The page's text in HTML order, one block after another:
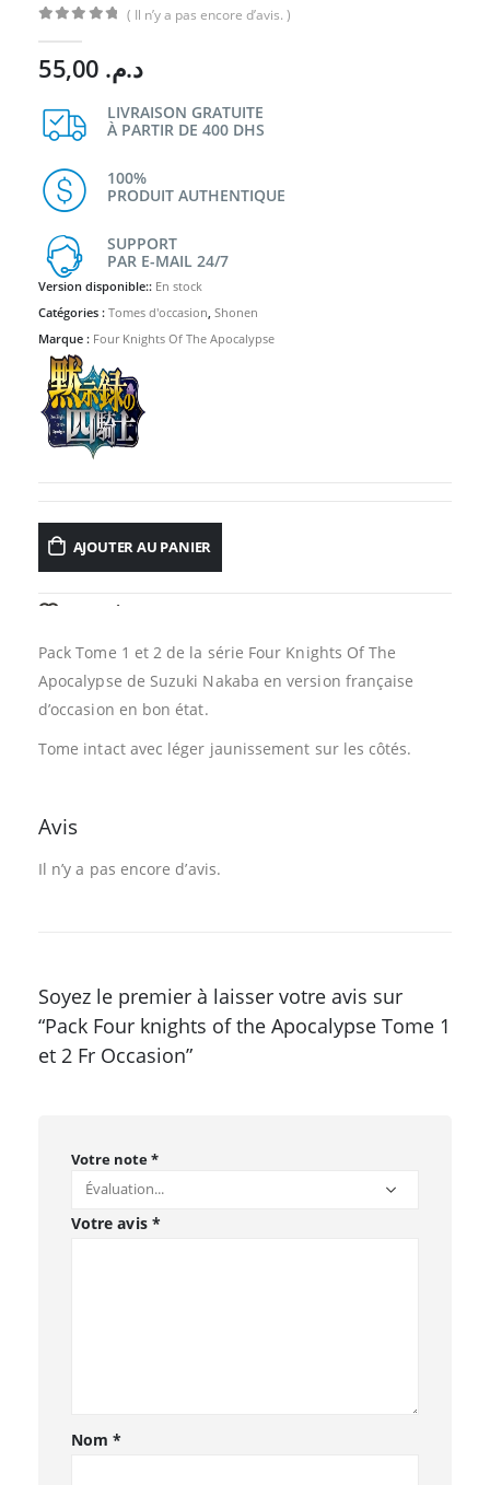
( Il n’y a pas encore d’avis. )
د.م.
LIVRAISON GRATUITE
À PARTIR DE 400 DHS
100%
PRODUIT AUTHENTIQUE
SUPPORT
PAR E-MAIL 24/7
Version disponible:: En stock
Catégories : Tomes d'occasion, Shonen
Marque : Four Knights Of The Apocalypse
AJOUTER AU PANIER
Pack Tome 1 et 2 de la série Four Knights Of The
Apocalypse de Suzuki Nakaba en version française
d’occasion en bon état.
Tome intact avec léger jaunissement sur les côtés.
Avis
Il n’y a pas encore d’avis.
Soyez le premier à laisser votre avis sur
“Pack Four knights of the Apocalypse Tome 1
et 2 Fr Occasion”
Votre note*
Votre avis *
Nom*